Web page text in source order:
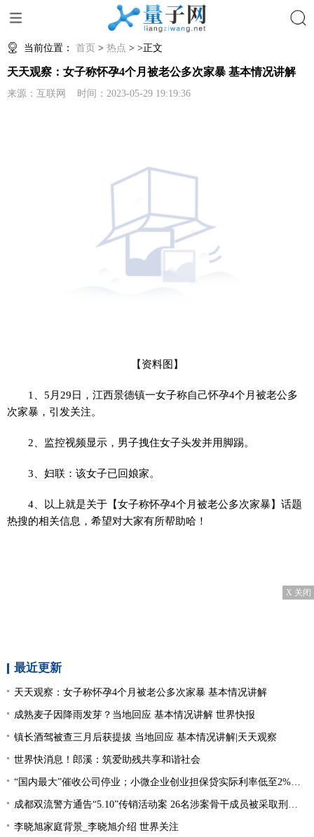
当前位置： 首页 > 热点 > >正文
天天观察：女子称怀孕4个月被老公多次家暴 基本情况讲解
来源：互联网 时间：2023-05-29 19:19:36
【资料图】
1、5月29日，江西景德镇一女子称自己怀孕4个月被老公多
次家暴，引发关注。
2、监控视频显示，男子拽住女子头发并用脚踢。
3、妇联：该女子已回娘家。
4、以上就是关于【女子称怀孕4个月被老公多次家暴】话题
热搜的相关信息，希望对大家有所帮助哈！
X 关闭
最近更新
天天观察：女子称怀孕4个月被老公多次家暴 基本情况讲解
成熟麦子因降雨发芽？当地回应 基本情况讲解 世界快报
镇长酒驾被查三月后获提拔 当地回应 基本情况讲解|天天观察
世界快消息！郎溪：筑爱助残共享和谐社会
“国内最大”催收公司停业；小微企业创业担保贷实际利率低至2%左右；趣店、爱财注销小贷牌照丨21消费金融参考-当前看点
成都双流警方通告“5.10”传销活动案 26名涉案骨干成员被采取刑事强制措施 环球热文
李晓旭家庭背景_李晓旭介绍 世界关注